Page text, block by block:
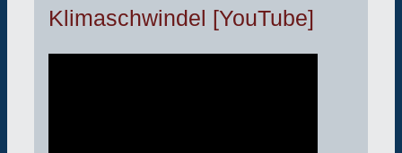
Klimaschwindel [YouTube]